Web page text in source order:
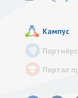
Кампус
Портал